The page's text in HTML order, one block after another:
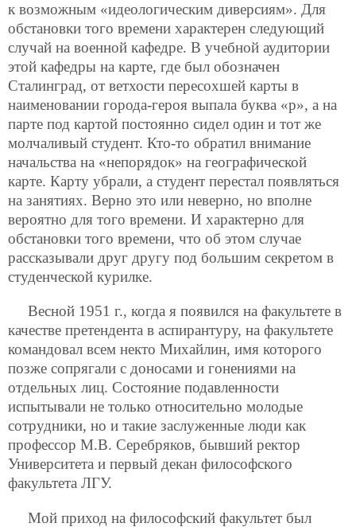
к возможным «идеологическим диверсиям». Для
обстановки того времени характерен следующий
случай на военной кафедре. В учебной аудитории
этой кафедры на карте, где был обозначен
Сталинград, от ветхости пересохшей карты в
наименовании города-героя выпала буква «р», а на
парте под картой постоянно сидел один и тот же
молчаливый студент. Кто-то обратил внимание
начальства на «непорядок» на географической
карте. Карту убрали, а студент перестал появляться
на занятиях. Верно это или неверно, но вполне
вероятно для того времени. И характерно для
обстановки того времени, что об этом случае
рассказывали друг другу под большим секретом в
студенческой курилке.
Весной 1951 г., когда я появился на факультете в
качестве претендента в аспирантуру, на факультете
командовал всем некто Михайлин, имя которого
позже сопрягали с доносами и гонениями на
отдельных лиц. Состояние подавленности
испытывали не только относительно молодые
сотрудники, но и такие заслуженные люди как
профессор М.В. Серебряков, бывший ректор
Университета и первый декан философского
факультета ЛГУ.
Мой приход на философский факультет был